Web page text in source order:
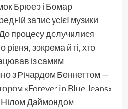
Брюер і Бомар
запис усієї музики
процесу долучилися
рівня, зокрема й ті, хто
із самим
з Річардом Беннеттом —
«Forever in Blue Jeans».
Нілом Даймондом